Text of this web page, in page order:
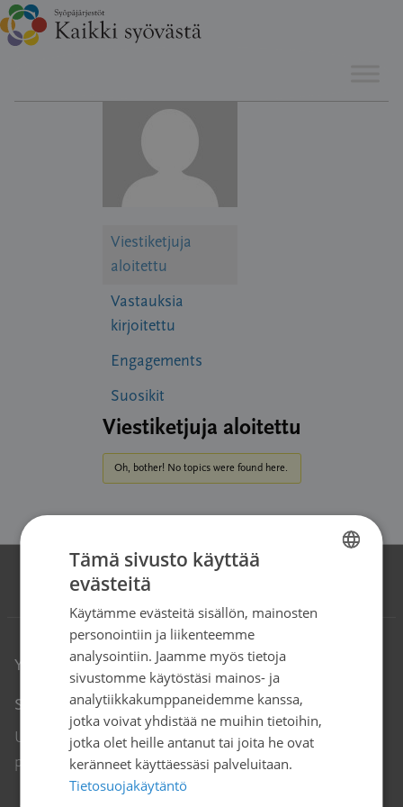
sisältöön
Viestiketjuja
aloitettu
Vastauksia
kirjoitettu
Engagements
Suosikit
Viestiketjuja aloitettu
Oh, bother! No topics were found here.
Yhteystiedot
Syöpäjärjestöt
Unioninkatu 22, 00130 Helsinki
puh. 09 135 331
SWEDISH
Tämä sivusto käyttää
evästeitä
Käytämme evästeitä sisällön, mainosten
personointiin ja liikenteemme
analysointiin. Jaamme myös tietoja
sivustomme käytöstäsi mainos- ja
analytiikkakumppaneidemme kanssa,
jotka voivat yhdistää ne muihin tietoihin,
jotka olet heille antanut tai joita he ovat
keränneet käyttäessäsi palveluitaan.
Tietosuojakäytäntö